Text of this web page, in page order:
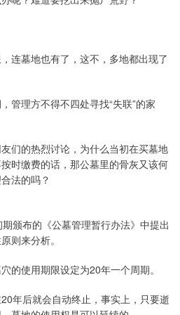
连墓地也有了，这不，多地都出现了
管理方不得不四处寻找“失联”的家
们的热烈讨论，为什么当初在买墓地
时缴费的话，那公墓里的骨灰又该何
法的吗？
颁布的《公墓管理暂行办法》中提出
则来分析。
的使用期限设定为20年一个周期。
年后就会自动终止，事实上，只要逝